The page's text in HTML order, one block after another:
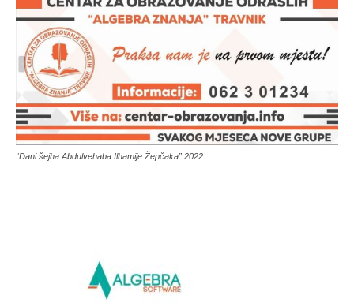
“Dani šejha Abdulvehaba Ilhamije Žepčaka” 2022